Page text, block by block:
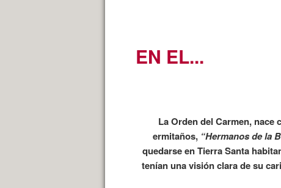
EN EL...
La Orden del Carmen,
ermitaños, “Hermanos de la
quedarse en Tierra Santa
tenían una visión clara de su